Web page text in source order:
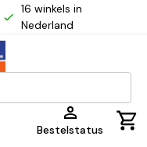
16 winkels in
Nederland
Bestelstatus